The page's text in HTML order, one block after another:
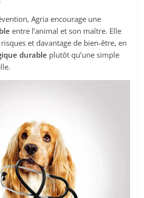
Agria encourage une
entre l’animal et son maître. Elle
et davantage de bien-être, en
durable plutôt qu’une simple